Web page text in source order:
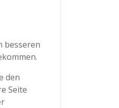
besseren
den
Seite